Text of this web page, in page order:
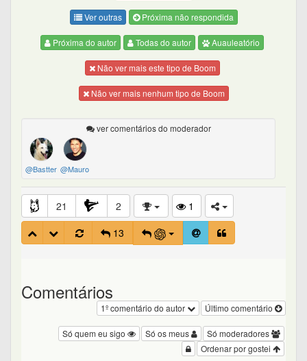
Ver outras Próxima não respondida
Próxima do autor Todas do autor Auauleatório
Não ver mais este tipo de Boom
Não ver mais nenhum tipo de Boom
ver comentários do moderador
@Bastter @Mauro
21 2
1
13
Comentários
Último comentário
1º comentário do autor
Só moderadores
Só os meus
Só quem eu sigo
Ordenar por gostei